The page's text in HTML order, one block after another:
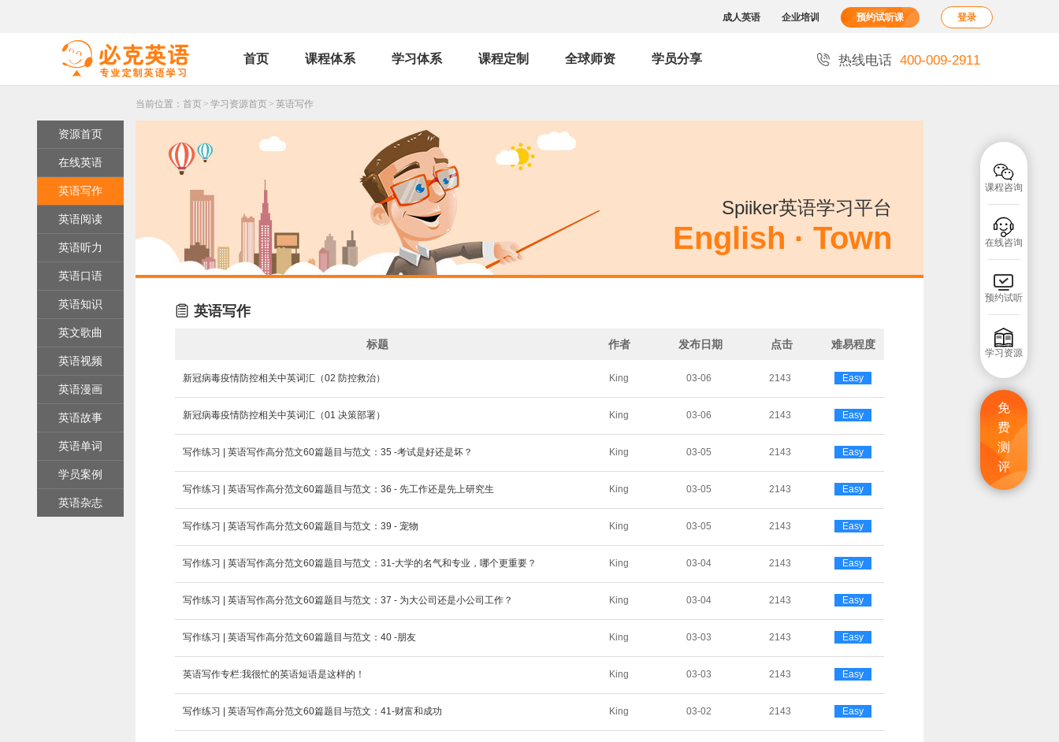
成人英语 企业培训 预约试听课 登录
首页 课程体系 学习体系 课程定制 全球师资 学员分享  热线电话 400-009-2911

课程咨询

在线咨询

预约试听

学习资源
免
费
测
评
当前位置： 首页 > 学习资源首页 > 英语写作
资源首页
在线英语
英语写作
英语阅读
英语听力
英语口语
英语知识
英文歌曲
英语视频
英语漫画
英语故事
英语单词
学员案例
英语杂志
Spiiker英语学习平台
English · Town
 英语写作
标题 作者 发布日期 点击 难易程度
新冠病毒疫情防控相关中英词汇（02 防控救治） King 03-06 2143 Easy
新冠病毒疫情防控相关中英词汇（01 决策部署） King 03-06 2143 Easy
写作练习 | 英语写作高分范文60篇题目与范文：35 -考试是好还是坏？ King 03-05 2143 Easy
写作练习 | 英语写作高分范文60篇题目与范文：36 - 先工作还是先上研究生 King 03-05 2143 Easy
写作练习 | 英语写作高分范文60篇题目与范文：39 - 宠物 King 03-05 2143 Easy
写作练习 | 英语写作高分范文60篇题目与范文：31-大学的名气和专业，哪个更重要？ King 03-04 2143 Easy
写作练习 | 英语写作高分范文60篇题目与范文：37 - 为大公司还是小公司工作？ King 03-04 2143 Easy
写作练习 | 英语写作高分范文60篇题目与范文：40 -朋友 King 03-03 2143 Easy
英语写作专栏:我很忙的英语短语是这样的！ King 03-03 2143 Easy
写作练习 | 英语写作高分范文60篇题目与范文：41-财富和成功 King 03-02 2143 Easy